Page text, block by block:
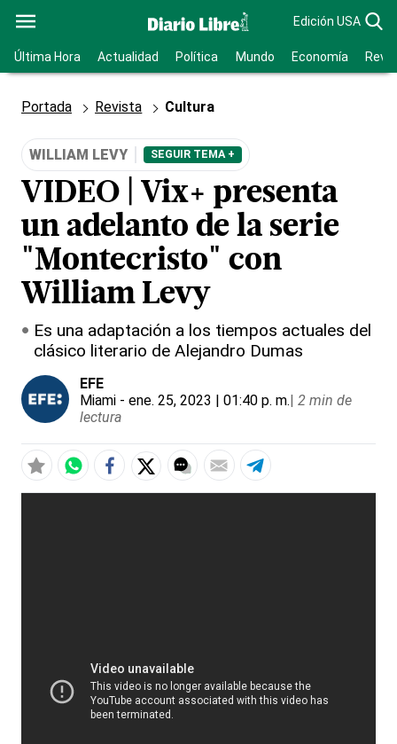
Edición USA
Última Hora Actualidad Política Mundo Economía
Portada Revista Cultura
WILLIAM LEVY SEGUIR TEMA +
VIDEO | Vix+ presenta
un adelanto de la serie
"Montecristo" con
William Levy
Es una adaptación a los tiempos actuales del
clásico literario de Alejandro Dumas
EFE
Miami - ene. 25, 2023 | 01:40 p. m.| 2 min de
lectura